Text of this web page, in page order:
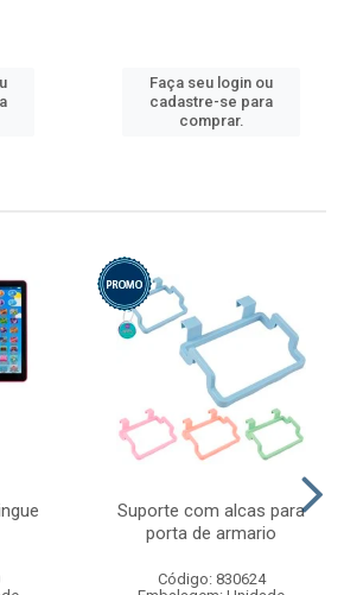
Faça seu login ou
cadastre-se para
comprar.
Suporte com alcas para
porta de armario
Código: 830624